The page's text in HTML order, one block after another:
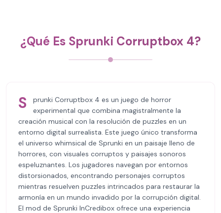
¿Qué Es Sprunki Corruptbox 4?
S
prunki Corruptbox 4 es un juego de horror
experimental que combina magistralmente la
creación musical con la resolución de puzzles en un
entorno digital surrealista. Este juego único transforma
el universo whimsical de Sprunki en un paisaje lleno de
horrores, con visuales corruptos y paisajes sonoros
espeluznantes. Los jugadores navegan por entornos
distorsionados, encontrando personajes corruptos
mientras resuelven puzzles intrincados para restaurar la
armonía en un mundo invadido por la corrupción digital.
El mod de Sprunki InCredibox ofrece una experiencia